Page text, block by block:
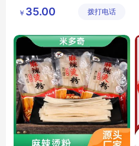
手工制作 200g鲜粉条 限公司
￥ 35.00 拨打电话